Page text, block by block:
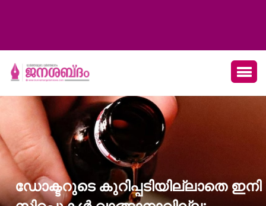
ഡോക്ടറുടെ കുറിപ്പടിയില്ലാതെ ഇനി